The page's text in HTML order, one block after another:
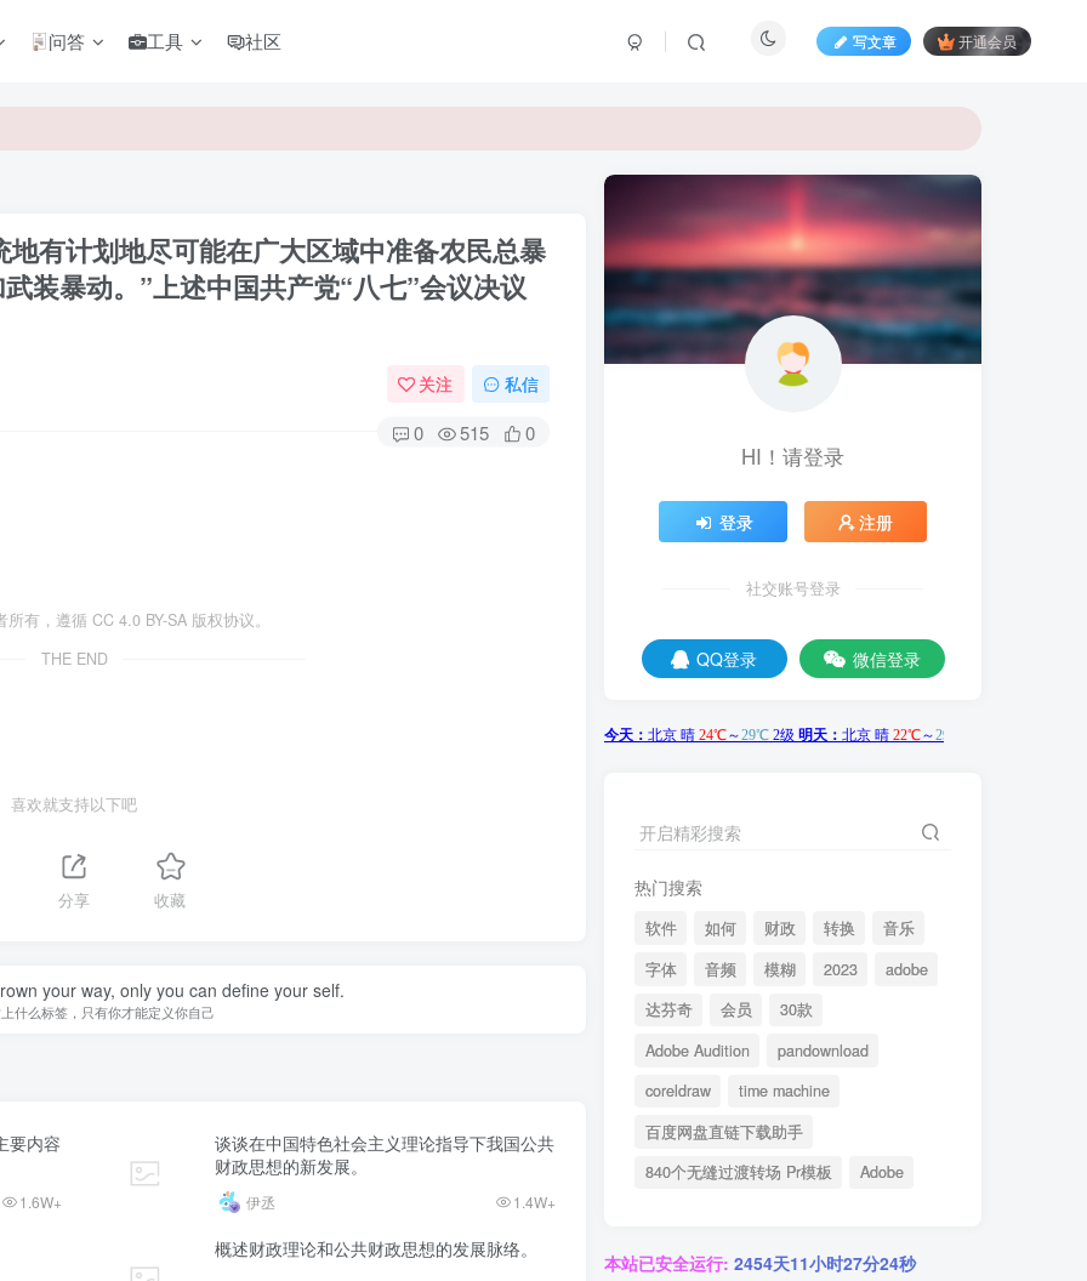
问答 工具 社区 写文章 开通会员
有计划地尽可能在广大区域中准备农民总暴
装暴动。”上述中国共产党“八七”会议决议
关注 私信
0 515 0
有，遵循 CC 4.0 BY-SA 版权协议。
THE END
喜欢就支持以下吧
分享 收藏
your way, only you can define your self.
什么标签，只有你才能定义你自己
要内容
1.6W+
谈谈在中国特色社会主义理论指导下我国公共
财政思想的新发展。
伊丞 1.4W+
概述财政理论和公共财政思想的发展脉络。
HI！请登录
登录 注册
社交账号登录
QQ登录 微信登录
开启精彩搜索
热门搜索
软件 如何 财政 转换
音乐
字体
音频 模糊 2023
adobe
达芬奇
会员
30款
Adobe Audition
pandownload
coreldraw
time machine
百度网盘直链下载助手
840个无缝过渡转场 Pr模板
Adobe
本站已安全运行: 2454天11小时27分24秒